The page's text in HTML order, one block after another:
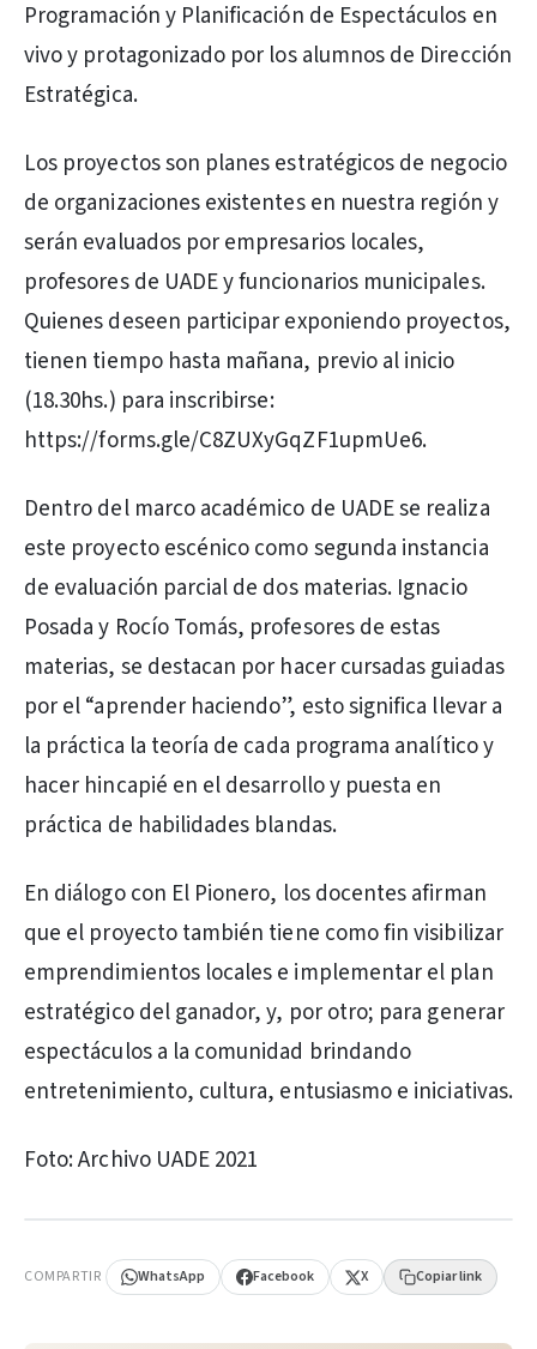
Programación y Planificación de Espectáculos en
vivo y protagonizado por los alumnos de Dirección
Estratégica.
Los proyectos son planes estratégicos de negocio
de organizaciones existentes en nuestra región y
serán evaluados por empresarios locales,
profesores de UADE y funcionarios municipales.
Quienes deseen participar exponiendo proyectos,
tienen tiempo hasta mañana, previo al inicio
(18.30hs.) para inscribirse:
https://forms.gle/C8ZUXyGqZF1upmUe6.
Dentro del marco académico de UADE se realiza
este proyecto escénico como segunda instancia
de evaluación parcial de dos materias. Ignacio
Posada y Rocío Tomás, profesores de estas
materias, se destacan por hacer cursadas guiadas
por el “aprender haciendo”, esto significa llevar a
la práctica la teoría de cada programa analítico y
hacer hincapié en el desarrollo y puesta en
práctica de habilidades blandas.
En diálogo con El Pionero, los docentes afirman
que el proyecto también tiene como fin visibilizar
emprendimientos locales e implementar el plan
estratégico del ganador, y, por otro; para generar
espectáculos a la comunidad brindando
entretenimiento, cultura, entusiasmo e iniciativas.
Foto: Archivo UADE 2021
COMPARTIR WhatsApp Facebook X Copiar link